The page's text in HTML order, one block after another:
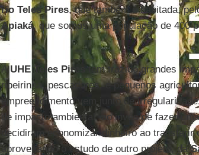
rio Teles Pires, que também é habitada,
Apiaká, que somos uma população de 400
AUHE Teles Pires
tem trazido grandes
ribeirinha, pescadores, e pequenos
empreendimento vem junto de
de impacto ambiental: ao invés de fazer
decidiram economizar dinheiro ao
aproveitando o estudo de outro projeto, da